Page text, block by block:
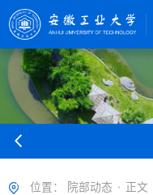
位置： 院部动态 正文